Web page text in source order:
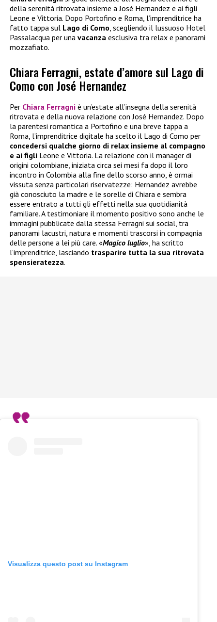
della serenità ritrovata insieme a José Hernandez e ai figli
Leone e Vittoria. Dopo Portofino e Roma, l’imprenditrice ha
fatto tappa sul Lago di Como, scegliendo il lussuoso Hotel
Passalacqua per una vacanza esclusiva tra relax e panorami
mozzafiato.
Chiara Ferragni, estate d’amore sul Lago di
Como con José Hernandez
Per Chiara Ferragni è un’estate all’insegna della serenità
ritrovata e della nuova relazione con José Hernandez. Dopo
la parentesi romantica a Portofino e una breve tappa a
Roma, l’imprenditrice digitale ha scelto il Lago di Como per
concedersi qualche giorno di relax insieme al compagno
e ai figli Leone e Vittoria. La relazione con il manager di
origini colombiane, iniziata circa sei mesi fa dopo il loro
incontro in Colombia alla fine dello scorso anno, è ormai
vissuta senza particolari riservatezze: Hernandez avrebbe
già conosciuto la madre e le sorelle di Chiara e sembra
essere entrato a tutti gli effetti nella sua quotidianità
familiare. A testimoniare il momento positivo sono anche le
immagini pubblicate dalla stessa Ferragni sui social, tra
panorami lacustri, natura e momenti trascorsi in compagnia
delle persone a lei più care. «Magico luglio», ha scritto
l’imprenditrice, lasciando trasparire tutta la sua ritrovata
spensieratezza.
Visualizza questo post su Instagram